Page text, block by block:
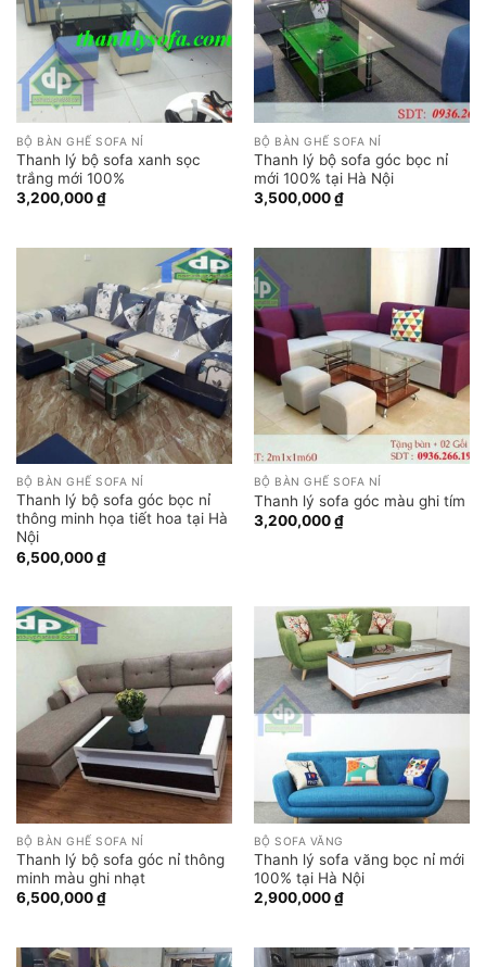
BỘ BÀN GHẾ SOFA NỈ
Thanh lý bộ sofa xanh sọc
trắng mới 100%
3,200,000₫
BỘ BÀN GHẾ SOFA NỈ
Thanh lý bộ sofa góc bọc nỉ
mới 100% tại Hà Nội
3,500,000₫
BỘ BÀN GHẾ SOFA NỈ
Thanh lý bộ sofa góc bọc nỉ
thông minh họa tiết hoa tại Hà
Nội
6,500,000₫
BỘ BÀN GHẾ SOFA NỈ
Thanh lý sofa góc màu ghi tím
3,200,000₫
BỘ BÀN GHẾ SOFA NỈ
Thanh lý bộ sofa góc nỉ thông
minh màu ghi nhạt
6,500,000₫
BỘ SOFA VĂNG
Thanh lý sofa văng bọc nỉ mới
100% tại Hà Nội
2,900,000₫